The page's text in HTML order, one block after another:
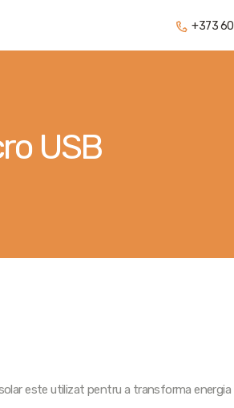
+373
USB
este utilizat pentru a transforma